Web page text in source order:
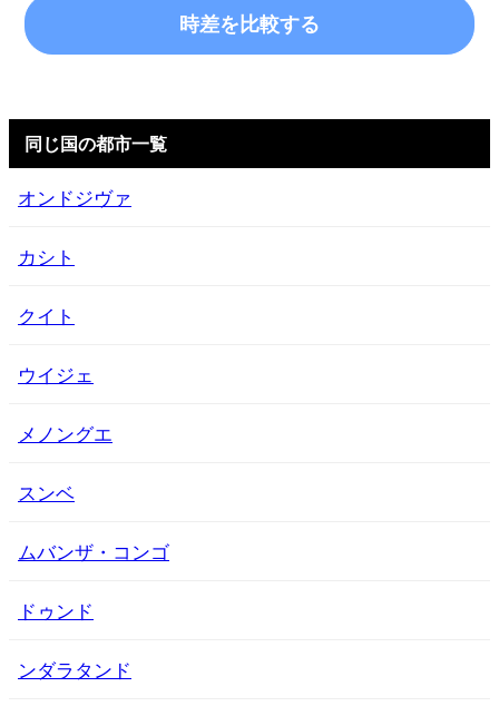
時差を比較する
同じ国の都市一覧
オンドジヴァ
カシト
クイト
ウイジェ
メノングエ
スンベ
ムバンザ・コンゴ
ドゥンド
ンダラタンド